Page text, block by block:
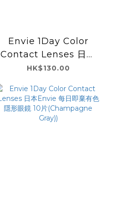
Envie 1Day Color
Contact Lenses 日本
Envie 每日即棄有色隱
Shell)
HK$130.00